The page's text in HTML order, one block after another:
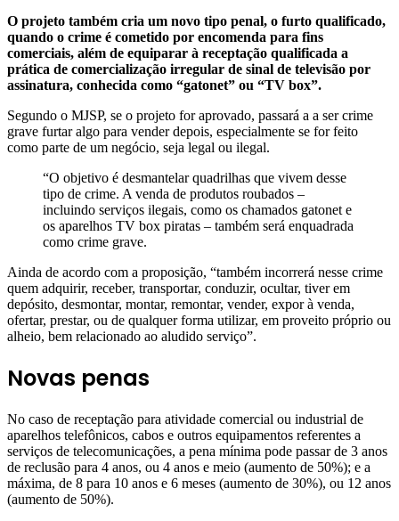
O projeto também cria um novo tipo penal, o furto qualificado,
quando o crime é cometido por encomenda para fins
comerciais, além de equiparar à receptação qualificada a
prática de comercialização irregular de sinal de televisão por
assinatura, conhecida como “gatonet” ou “TV box”.
Segundo o MJSP, se o projeto for aprovado, passará a a ser crime
grave furtar algo para vender depois, especialmente se for feito
como parte de um negócio, seja legal ou ilegal.
“O objetivo é desmantelar quadrilhas que vivem desse
tipo de crime. A venda de produtos roubados –
incluindo serviços ilegais, como os chamados gatonet e
os aparelhos TV box piratas – também será enquadrada
como crime grave.
Ainda de acordo com a proposição, “também incorrerá nesse crime
quem adquirir, receber, transportar, conduzir, ocultar, tiver em
depósito, desmontar, montar, remontar, vender, expor à venda,
ofertar, prestar, ou de qualquer forma utilizar, em proveito próprio ou
alheio, bem relacionado ao aludido serviço”.
Novas penas
No caso de receptação para atividade comercial ou industrial de
aparelhos telefônicos, cabos e outros equipamentos referentes a
serviços de telecomunicações, a pena mínima pode passar de 3 anos
de reclusão para 4 anos, ou 4 anos e meio (aumento de 50%); e a
máxima, de 8 para 10 anos e 6 meses (aumento de 30%), ou 12 anos
(aumento de 50%).